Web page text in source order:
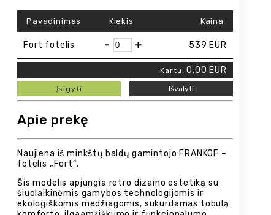
Pavadinimas Kiekis Kaina
Fort fotelis - + 539 EUR
Kartu:0.00 EUR
Įsigyti Išvalyti
Apie prekę
Naujiena iš minkštų baldų gamintojo FRANKOF –
fotelis „Fort“.
Šis modelis apjungia retro dizaino estetiką su
šiuolaikinėmis gamybos technologijomis ir
ekologiškomis medžiagomis, sukurdamas tobulą